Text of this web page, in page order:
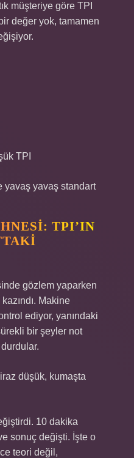
müşteriye göre TPI
değer yok, tamamen
TPI
yavaş yavaş standart
TPI’IN
gözlem yaparken
Makine
ediyor, yanındaki
bir şeyler not
düşük, kumaşta
10 dakika
sonuç değişti. İşte o
teori değil,